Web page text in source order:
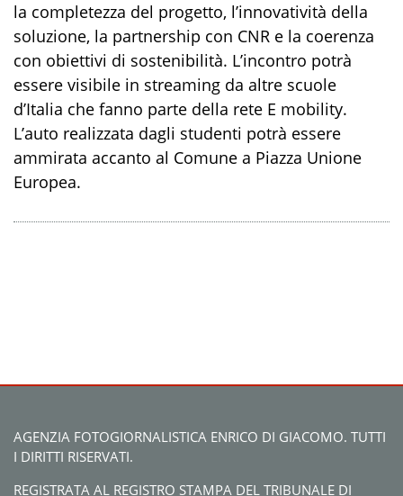
la completezza del progetto, l’innovatività della
soluzione, la partnership con CNR e la coerenza
con obiettivi di sostenibilità. L’incontro potrà
essere visibile in streaming da altre scuole
d’Italia che fanno parte della rete E mobility.
L’auto realizzata dagli studenti potrà essere
ammirata accanto al Comune a Piazza Unione
Europea.
AGENZIA FOTOGIORNALISTICA ENRICO DI GIACOMO. TUTTI
I DIRITTI RISERVATI.
REGISTRATA AL REGISTRO STAMPA DEL TRIBUNALE DI